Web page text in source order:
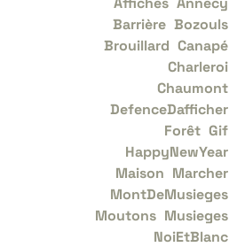
Barrière Bozouls
Brouillard Canapé
Charleroi
Chaumont
DefenceDafficher
Forêt Gif
HappyNewYear
Maison Marcher
MontDeMusieges
Moutons Musieges
NoiEtBlanc